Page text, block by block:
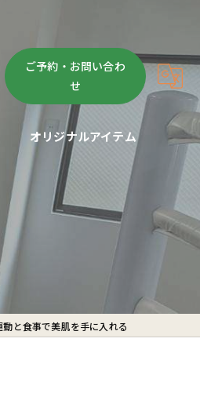
ご予約・お問い合わ
せ
イズ
ル
イク
ト
オリジナルアイテム
動と食事で美肌を手に入れる